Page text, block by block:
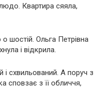
Квартира сяяла,
шостій. Ольга Петрівна
і відкрила.
і схвильований. А поруч з
сповзає з її обличчя,